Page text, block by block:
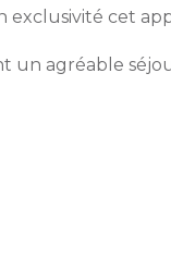
exclusivité cet
un agréable
que d'une cave
de la
remettre le bien